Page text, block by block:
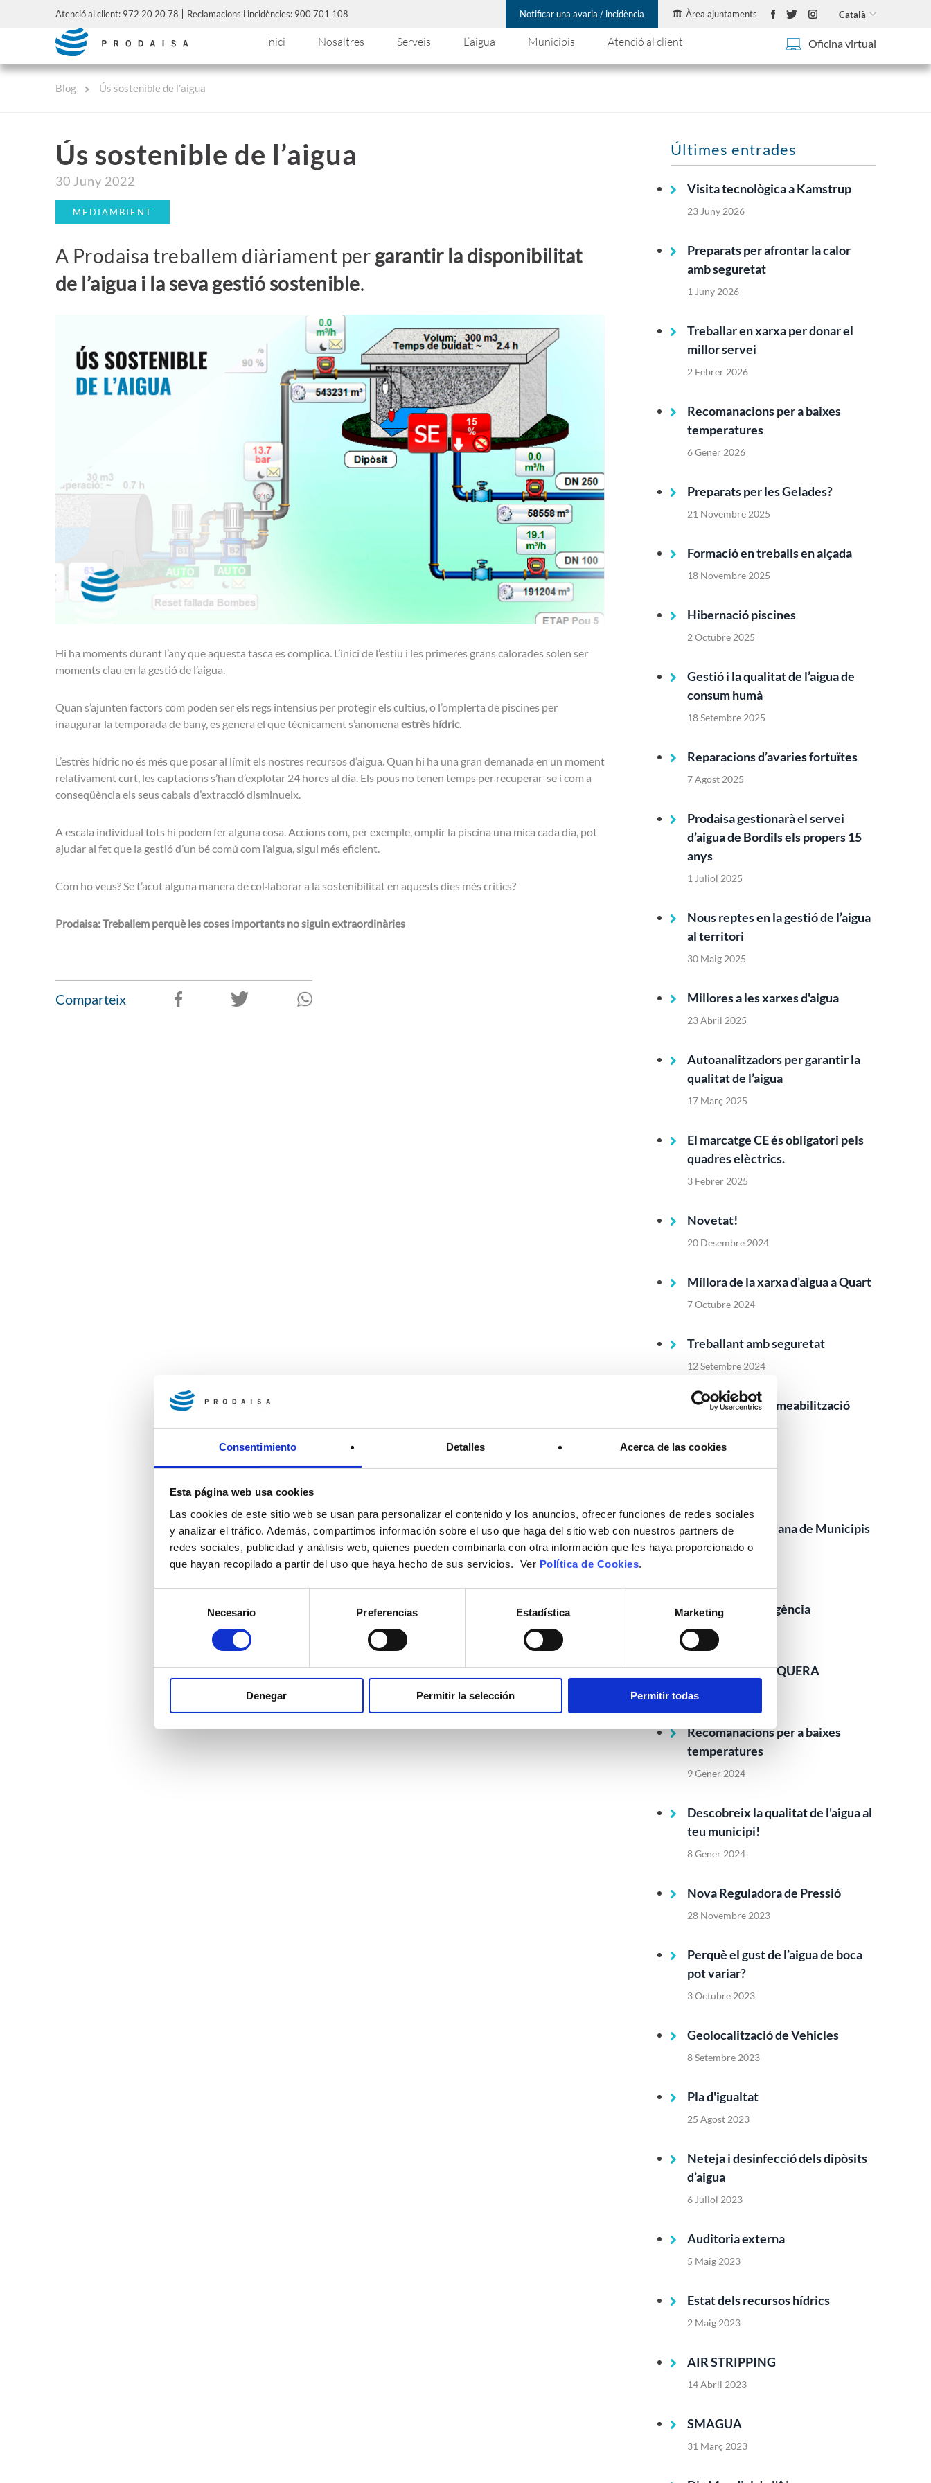
Consentimiento Detalles Acerca de las cookies
Esta página web usa cookies
Las cookies de este sitio web se usan para personalizar el contenido y los anuncios, ofrecer funciones de redes sociales
y analizar el tráfico. Además, compartimos información sobre el uso que haga del sitio web con nuestros partners de
redes sociales, publicidad y análisis web, quienes pueden combinarla con otra información que les haya proporcionado o
que hayan recopilado a partir del uso que haya hecho de sus servicios. Ver Política de Cookies.
consentimiento
Necesario Preferencias Estadística Marketing
Denegar Permitir la selección Permitir todas
Atenció al client: 972 20 20 78 Reclamacions i incidències: 900 701 108 Notificar una avaria / incidència Àrea ajuntaments Català
Inici Nosaltres Serveis L’aigua Municipis Atenció al client Oficina virtual
Blog Ús sostenible de l’aigua
Ús sostenible de l’aigua
30 Juny 2022
MEDIAMBIENT
A Prodaisa treballem diàriament per garantir la disponibilitat
de l’aigua i la seva gestió sostenible.
Hi ha moments durant l’any que aquesta tasca es complica. L’inici de l’estiu i les primeres grans calorades solen ser
moments clau en la gestió de l’aigua.
Quan s’ajunten factors com poden ser els regs intensius per protegir els cultius, o l’omplerta de piscines per
inaugurar la temporada de bany, es genera el que tècnicament s’anomena estrès hídric.
L’estrès hídric no és més que posar al límit els nostres recursos d’aigua. Quan hi ha una gran demanada en un moment
relativament curt, les captacions s’han d’explotar 24 hores al dia. Els pous no tenen temps per recuperar-se i com a
conseqüència els seus cabals d’extracció disminueix.
A escala individual tots hi podem fer alguna cosa. Accions com, per exemple, omplir la piscina una mica cada dia, pot
ajudar al fet que la gestió d’un bé comú com l’aigua, sigui més eficient.
Com ho veus? Se t’acut alguna manera de col·laborar a la sostenibilitat en aquests dies més crítics?
Prodaisa: Treballem perquè les coses importants no siguin extraordinàries
Comparteix
Últimes entrades
Visita tecnològica a Kamstrup
23 Juny 2026
Preparats per afrontar la calor
amb seguretat
1 Juny 2026
Treballar en xarxa per donar el
millor servei
2 Febrer 2026
Recomanacions per a baixes
temperatures
6 Gener 2026
Preparats per les Gelades?
21 Novembre 2025
Formació en treballs en alçada
18 Novembre 2025
Hibernació piscines
2 Octubre 2025
Gestió i la qualitat de l’aigua de
consum humà
18 Setembre 2025
Reparacions d’avaries fortuïtes
7 Agost 2025
Prodaisa gestionarà el servei
d’aigua de Bordils els propers 15
anys
1 Juliol 2025
Nous reptes en la gestió de l’aigua
al territori
30 Maig 2025
Millores a les xarxes d'aigua
23 Abril 2025
Autoanalitzadors per garantir la
qualitat de l’aigua
17 Març 2025
El marcatge CE és obligatori pels
quadres elèctrics.
3 Febrer 2025
Novetat!
20 Desembre 2024
Millora de la xarxa d’aigua a Quart
7 Octubre 2024
Treballant amb seguretat
12 Setembre 2024
Treballs d'impermeabilització
29 Juliol 2024
Dipòsits Elevats
Associació Catalana de Municipis
ACM
Escenari d’emergència
1 Febrer 2024
VISOR DE LA SEQUERA
29 Gener 2024
Recomanacions per a baixes
temperatures
9 Gener 2024
Descobreix la qualitat de l'aigua al
teu municipi!
8 Gener 2024
Nova Reguladora de Pressió
28 Novembre 2023
Perquè el gust de l’aigua de boca
pot variar?
3 Octubre 2023
Geolocalització de Vehicles
8 Setembre 2023
Pla d'igualtat
25 Agost 2023
Neteja i desinfecció dels dipòsits
d’aigua
6 Juliol 2023
Auditoria externa
5 Maig 2023
Estat dels recursos hídrics
2 Maig 2023
AIR STRIPPING
14 Abril 2023
SMAGUA
31 Març 2023